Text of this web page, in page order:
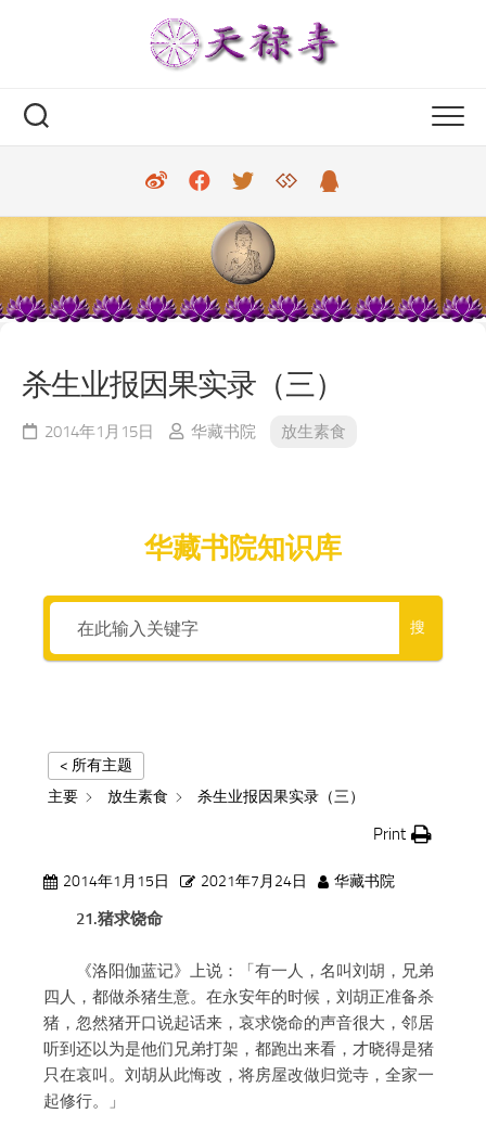
杀生业报因果实录（三）
2014年1月15日 华藏书院 放生素食
华藏书院知识库
搜
< 所有主题
主要
放生素食 杀生业报因果实录（三）
Print
2014年1月15日 2021年7月24日 华藏书院
21.猪求饶命
《洛阳伽蓝记》上说：「有一人，名叫刘胡，兄弟
四人，都做杀猪生意。在永安年的时候，刘胡正准备杀
猪，忽然猪开口说起话来，哀求饶命的声音很大，邻居
听到还以为是他们兄弟打架，都跑出来看，才晓得是猪
只在哀叫。刘胡从此悔改，将房屋改做归觉寺，全家一
起修行。」